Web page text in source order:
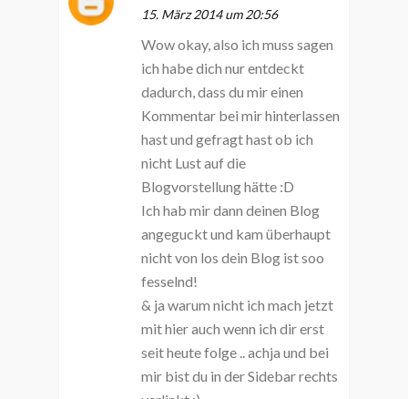
15. März 2014 um 20:56
Wow okay, also ich muss sagen
ich habe dich nur entdeckt
dadurch, dass du mir einen
Kommentar bei mir hinterlassen
hast und gefragt hast ob ich
nicht Lust auf die
Blogvorstellung hätte :D
Ich hab mir dann deinen Blog
angeguckt und kam überhaupt
nicht von los dein Blog ist soo
fesselnd!
& ja warum nicht ich mach jetzt
mit hier auch wenn ich dir erst
seit heute folge .. achja und bei
mir bist du in der Sidebar rechts